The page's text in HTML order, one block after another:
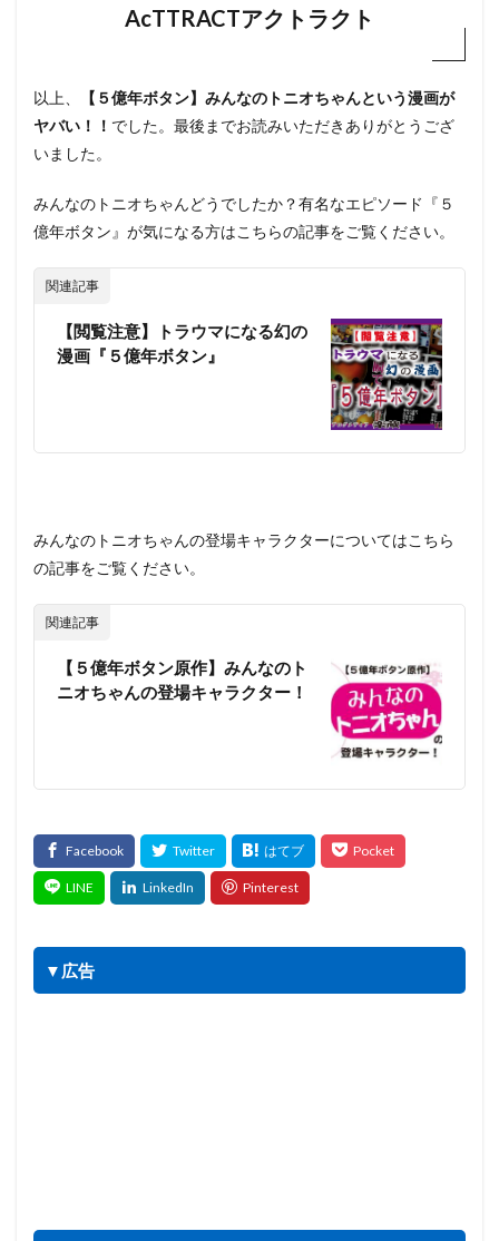
AcTTRACTアクトラクト
以上、
【５億年ボタン】みんなのトニオちゃんという漫画が
ヤバい！！ でした。最後までお読みいただきありがとうござ
いました。
みんなのトニオちゃんどうでしたか？有名なエピソード『５
億年ボタン』が気になる方はこちらの記事をご覧ください。
関連記事
【閲覧注意】トラウマになる幻の
漫画『５億年ボタン』
みんなのトニオちゃんの登場キャラクターについてはこちら
の記事をご覧ください。
関連記事
【５億年ボタン原作】みんなのト
ニオちゃんの登場キャラクター！
▼広告